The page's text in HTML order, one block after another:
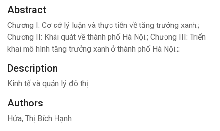
Abstract
Chương I: Cơ sở lý luận và thực tiễn về tăng trưởng xanh.;
Chương II: Khái quát về thành phố Hà Nội.; Chương III: Triển
khai mô hình tăng trưởng xanh ở thành phố Hà Nội.;;
Description
Kinh tế và quản lý đô thị
Authors
Hứa, Thị Bích Hạnh